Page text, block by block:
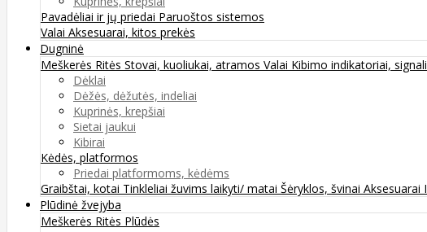
Pavadėliai ir jų priedai Paruoštos sistemos
Valai Aksesuarai, kitos prekės
Dugninė
Meškerės Ritės Stovai, kuoliukai, atramos Valai Kibimo indikatoriai,
Dėklai
Dėžės, dėžutės, indeliai
Kuprinės, krepšiai
Sietai jaukui
Kibirai
Kėdės, platformos
Priedai platformoms, kėdėms
Graibštai, kotai Tinkleliai žuvims laikyti/ matai Šėryklos, švinai Aksesuarai
Plūdinė žvejyba
Meškerės Ritės Plūdės